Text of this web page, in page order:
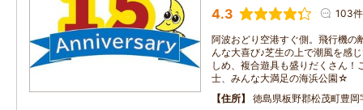
4.3 103件
阿波おどり空港すぐ側。飛行機の
んな大喜び♪芝生の上で潮風を感
しめ、複合遊具も盛りだくさん！
士、みんな大満足の海浜公園☆
住所
徳島県板野郡松茂町豊岡